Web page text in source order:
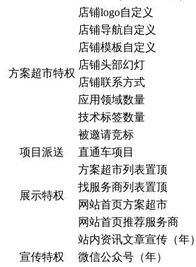
方案超市特权
店铺logo自定义
店铺导航自定义
店铺模板自定义
店铺头部幻灯
店铺联系方式
应用领域数量
技术标签数量
被邀请竞标
项目派送
直通车项目
展示特权
方案超市列表置顶
找服务商列表置顶
网站首页方案超市
网站首页推荐服务商
宣传特权
站内资讯文章宣传（年）
微信公众号（年）